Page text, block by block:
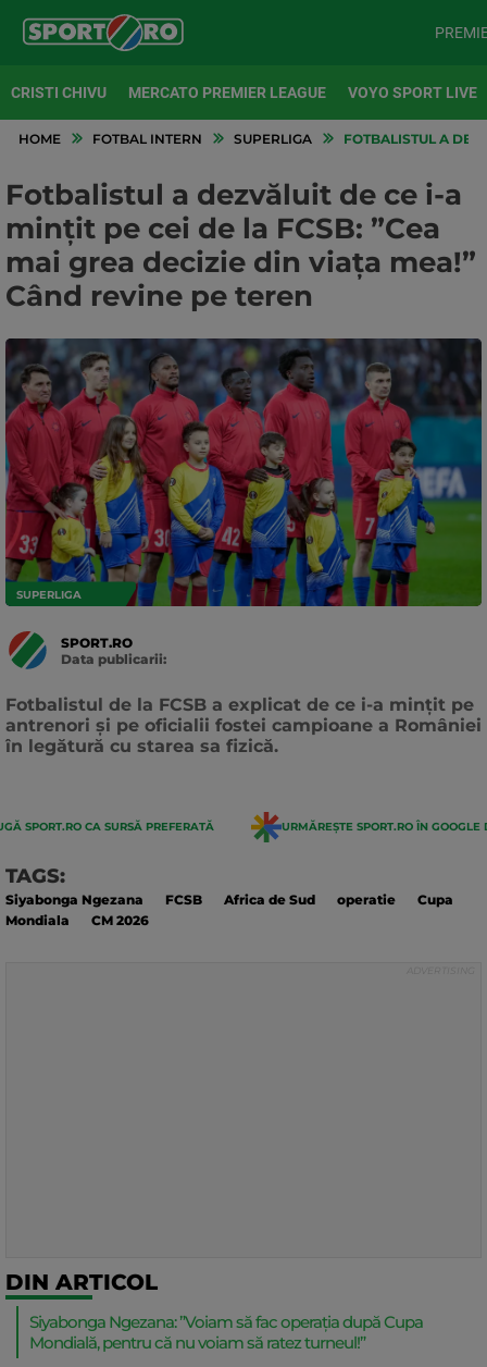
CRISTI CHIVU MERCATO PREMIER LEAGUE VOYO SPORT LIVE
HOME FOTBAL INTERN SUPERLIGA FOTBALISTUL A
Fotbalistul a dezvăluit de ce i-a
mințit pe cei de la FCSB: ”Cea
mai grea decizie din viața mea!”
Când revine pe teren
SUPERLIGA
SPORT.RO
Data publicarii:
Fotbalistul de la FCSB a explicat de ce i-a mințit pe
antrenori și pe oficialii fostei campioane a României
în legătură cu starea sa fizică.
SPORT.RO CA SURSĂ PREFERATĂ URMĂREȘTE SPORT.RO ÎN GOOGLE
TAGS:
Siyabonga Ngezana FCSB Africa de Sud operatie
Cupa
Mondiala
CM 2026
DIN ARTICOL
Siyabonga Ngezana: ”Voiam să fac operația după Cupa
Mondială, pentru că nu voiam să ratez turneul!”